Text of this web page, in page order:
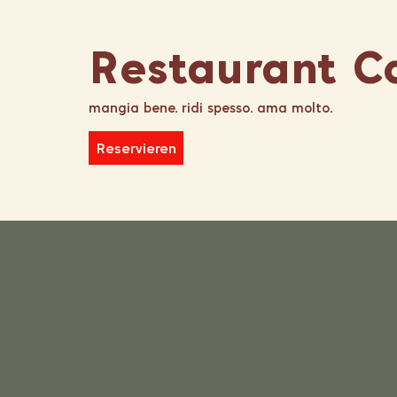
Restaurant
mangia bene. ridi spesso. ama molto.
Reservieren